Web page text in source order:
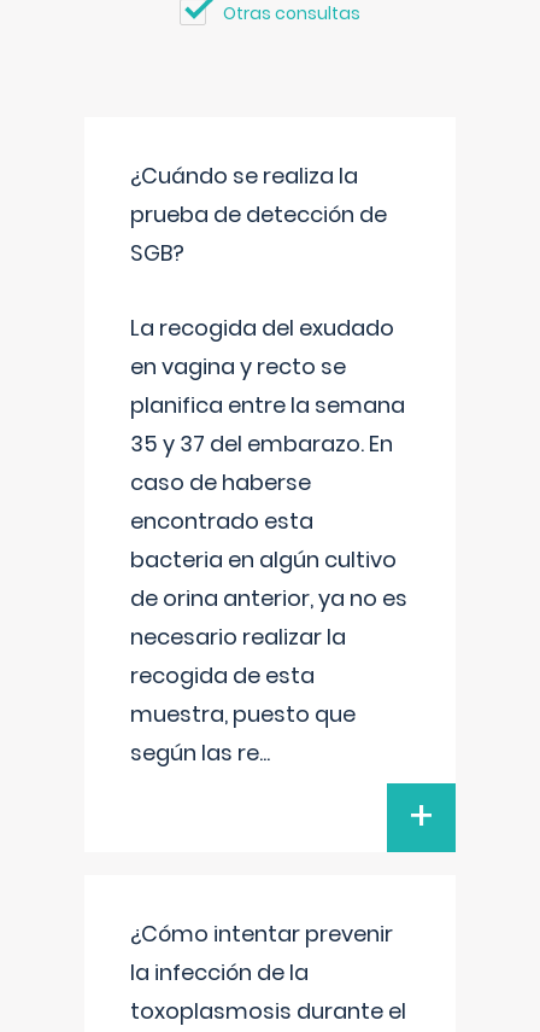
Otras consultas
¿Cuándo se realiza la
prueba de detección de
SGB?
La recogida del exudado
en vagina y recto se
planifica entre la semana
35 y 37 del embarazo. En
caso de haberse
encontrado esta
bacteria en algún cultivo
de orina anterior, ya no es
necesario realizar la
recogida de esta
muestra, puesto que
según las re...
+
¿Cómo intentar prevenir
la infección de la
toxoplasmosis durante el